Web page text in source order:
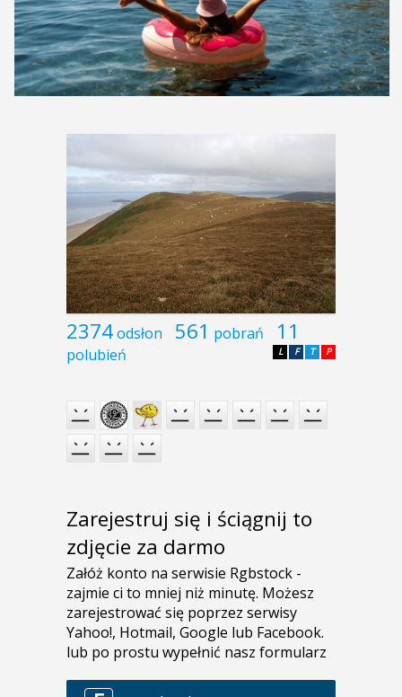
2374odsłon 561 pobrań 11
polubień P
T
F
L
Zarejestruj się i ściągnij to
zdjęcie za darmo